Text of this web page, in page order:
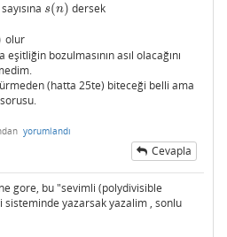
s(n)
s(n) dersek
olur
bozulmasının asıl olacağını
(hatta 25te) biteceği belli ama
yorumlandı
Cevapla
gore, bu "sevimli (polydivisible
yazarsak yazalim , sonlu